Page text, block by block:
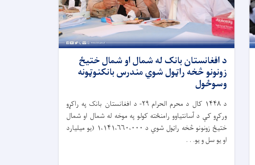
د افغانستان بانک له شمال او شمال ختیځ
زونونو څخه راټول شوي مندرس بانکنوټونه
وسوځول
د۱۴۴۸ کال د محرم الحرام ۲۹- د افغانستان بانک په راکړو
ورکړو کې د آسانتیاوو رامنځته کولو په موخه له شمال او شمال
ختیځ زونونو څخه راټول شوي د ۱،۱۴۱،۶۶۰،۰۰۰ ( یو میلیارد
او یو سل و یو. . .